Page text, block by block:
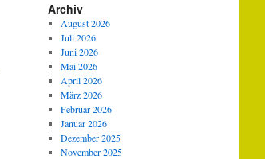
Archiv
August 2026
Juli 2026
Juni 2026
Mai 2026
April 2026
März 2026
Februar 2026
Januar 2026
Dezember 2025
November 2025